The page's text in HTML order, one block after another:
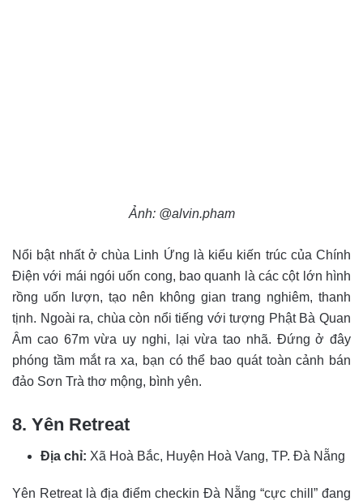
Ảnh: @alvin.pham
Nổi bật nhất ở chùa Linh Ứng là kiểu kiến trúc của Chính
Điện với mái ngói uốn cong, bao quanh là các cột lớn hình
rồng uốn lượn, tạo nên không gian trang nghiêm, thanh
tịnh. Ngoài ra, chùa còn nổi tiếng với tượng Phật Bà Quan
Âm cao 67m vừa uy nghi, lại vừa tao nhã. Đứng ở đây
phóng tầm mắt ra xa, bạn có thể bao quát toàn cảnh bán
đảo Sơn Trà thơ mộng, bình yên.
8. Yên Retreat
Địa chỉ: Xã Hoà Bắc, Huyện Hoà Vang, TP. Đà Nẵng
Yên Retreat là địa điểm checkin Đà Nẵng “cực chill” đang